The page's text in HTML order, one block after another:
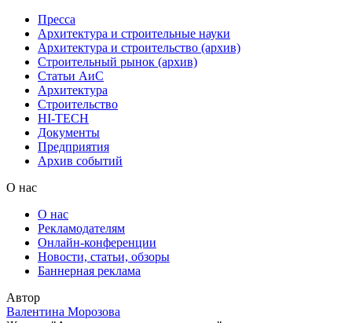
Пресса
Архитектура и строительные науки
Архитектура и строительство (архив)
Строительный рынок (архив)
Статьи АиС
Архитектура
Строительство
HI-TECH
Документы
Предприятия
Архив событий
О нас
О нас
Рекламодателям
Онлайн-конференции
Новости, статьи, обзоры
Баннерная реклама
Автор
Валентина Морозова